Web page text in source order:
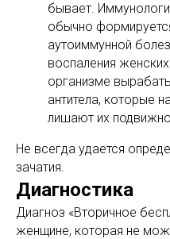
бывает.
обычно
аутоиммунной
воспаления
организме
антитела, которые
лишают их
Не всегда удается
зачатия.
Диагностика
Диагноз «Вторичное
женщине, которая не